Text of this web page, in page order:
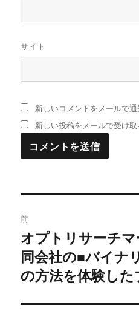
サイト
新しいコメントをメールで通
新しい投稿をメールで受け取
稿
ナ
ビ
ゲ
前
過
去
の
稿:
オプトリサーチ
同会社の■バイナ
の方法を体験し